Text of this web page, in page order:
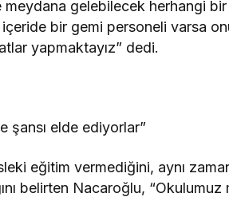
gelebilecek herhangi bir
bir gemi personeli varsa
yapmaktayız” dedi.
şansı elde ediyorlar”
eğitim vermediğini, aynı
belirten Nacaroğlu,